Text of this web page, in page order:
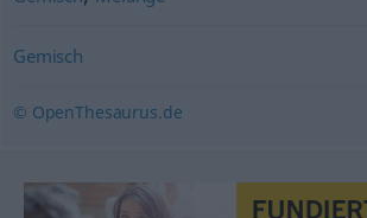
Gemisch
© OpenThesaurus.de